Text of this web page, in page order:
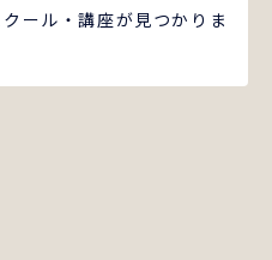
ール・講座が見つかりま